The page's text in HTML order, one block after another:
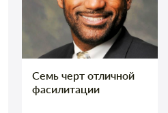
Семь черт отличной
фасилитации